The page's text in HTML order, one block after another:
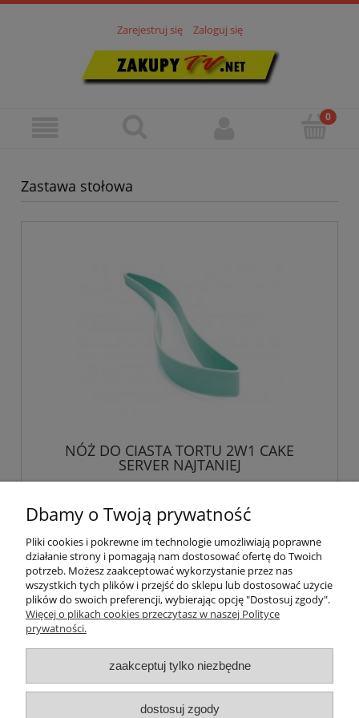
Zarejestruj się Zaloguj się
Zastawa stołowa
NÓŻ DO CIASTA TORTU 2W1 CAKE
SERVER NAJTANIEJ
7,99 zł
do koszyka
Pomoc
Dbamy o Twoją prywatność
Pliki cookies i pokrewne im technologie umożliwiają poprawne
działanie strony i pomagają nam dostosować ofertę do Twoich
potrzeb. Możesz zaakceptować wykorzystanie przez nas
wszystkich tych plików i przejść do sklepu lub dostosować użycie
plików do swoich preferencji, wybierając opcję "Dostosuj zgody".
Więcej o plikach cookies przeczytasz w naszej Polityce
prywatności.
zaakceptuj tylko niezbędne
dostosuj zgody